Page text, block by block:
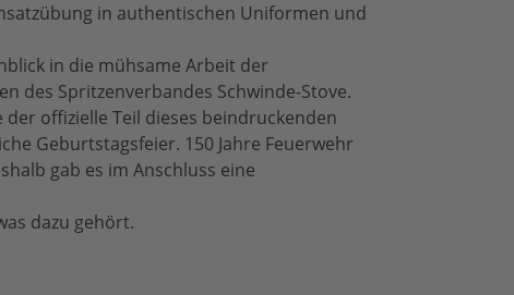
in authentischen Uniformen und
in die mühsame Arbeit der
des Spritzenverbandes Schwinde-Stove.
offizielle Teil dieses beindruckenden
Geburtstagsfeier. 150 Jahre Feuerwehr
gab es im Anschluss eine
dazu gehört.